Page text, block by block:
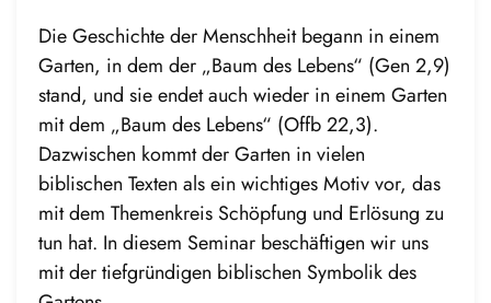
Die Geschichte der Menschheit begann in einem
Garten, in dem der „Baum des Lebens“ (Gen 2,9)
stand, und sie endet auch wieder in einem Garten
mit dem „Baum des Lebens“ (Offb 22,3).
Dazwischen kommt der Garten in vielen
biblischen Texten als ein wichtiges Motiv vor, das
mit dem Themenkreis Schöpfung und Erlösung zu
tun hat. In diesem Seminar beschäftigen wir uns
mit der tiefgründigen biblischen Symbolik des